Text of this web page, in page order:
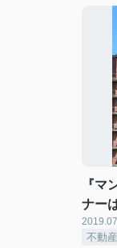
『マ
ナー
不動